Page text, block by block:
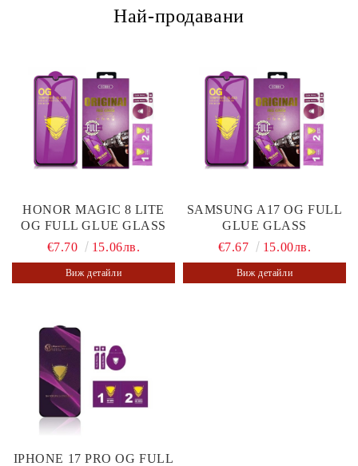
Най-продавани
HONOR MAGIC 8 LITE
OG FULL GLUE GLASS
€7.70
15.06лв.
Виж детайли
SAMSUNG A17 OG FULL
GLUE GLASS
€7.67
15.00лв.
Виж детайли
IPHONE 17 PRO OG FULL